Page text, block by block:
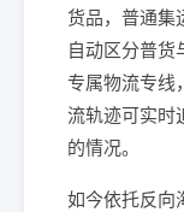
货品，普通集
自动区分普货
专属物流专线
流轨迹可实时
的情况。
如今依托反向